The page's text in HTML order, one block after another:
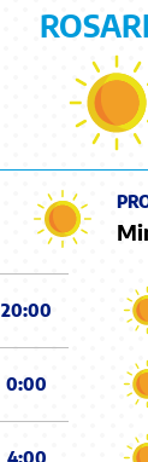
20:00
0:00
4:00